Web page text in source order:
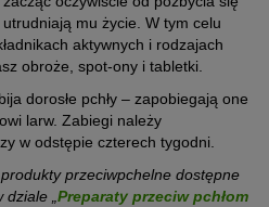
mu życie. W tym celu
aktywnych i rodzajach
obroże, spot-ony i tabletki.
dorosłe pchły – zapobiegają one
larw. Zabiegi należy
w odstępie czterech tygodni.
przeciwpchelne dostępne
„ Preparaty przeciw pchłom